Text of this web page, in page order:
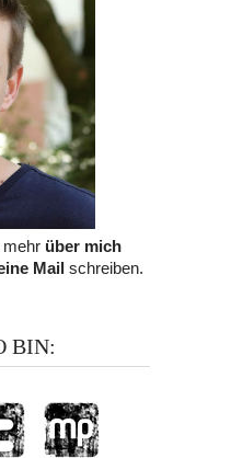
mehr über mich
Mailschreiben.
BIN: